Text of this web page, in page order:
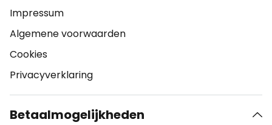
Impressum
Algemene voorwaarden
Cookies
Privacyverklaring
Betaalmogelijkheden